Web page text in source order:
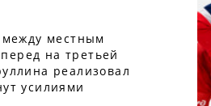
между местным
на третьей
реализовал
усилиями